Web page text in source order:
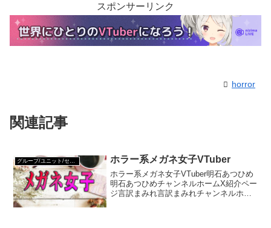
スポンサーリンク
horror
関連記事
ホラー系メガネ女子VTuber
ホラー系メガネ女子VTuber明石あつひめ
明石あつひめチャンネルホームX紹介ペー
ジ言訳まみれ言訳まみれチャンネルホー